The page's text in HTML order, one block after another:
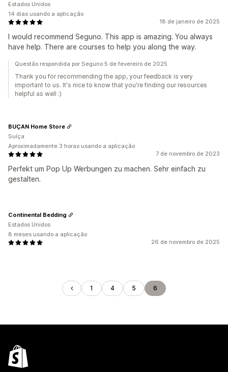
18 de janeiro de 2025
I would recommend Seguno. This app is amazing. You always
have help. There are courses to help you along the way.
Estados Unidos
14 dias usando a aplicação
Questão respondida por Seguno 5 de fevereiro de 2025
Thank you for recommending the app, your feedback is very
important to us. It's nice to know that you're finding our resources
helpful as well :)
7 de novembro de 2023
Perfekt um Pop Up Werbungen zu machen. Sehr einfach zu
gestalten.
BUÇAN Home Store
Suíça
Aproximadamente 3 horas usando a aplicação
26 de novembro de 2025
Continental Bedding
Estados Unidos
8 meses usando a aplicação
1 4 5 6